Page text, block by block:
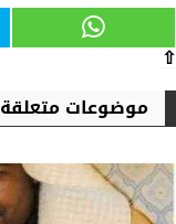
⇧
موضوعات متعلقة